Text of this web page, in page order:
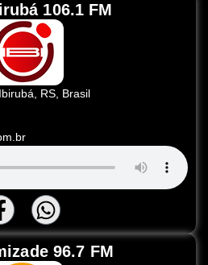
106.1 FM
RS, Brasil
96.7 FM